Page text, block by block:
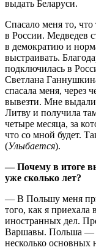
выдать Беларуси.
Спасало меня то,
в России. Медведев
в демократию и
выстраивать.
подключилась в
Светлана
спасала меня, через
вывезти. Мне
Литву и получила
четыре месяца, за
что со мной будет.
(Улыбается).
— Почему в итоге
уже сколько лет?
— В Польшу меня
того, как я
иностранных дел.
Варшавы. Польша —
несколько основных